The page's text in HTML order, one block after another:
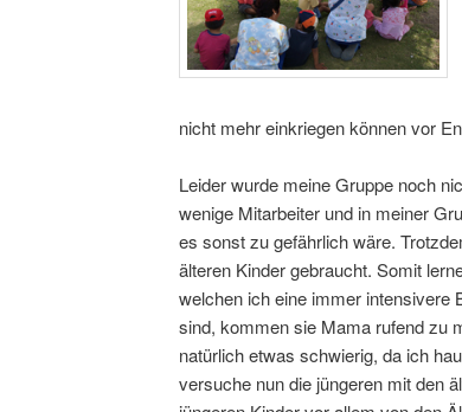
nicht mehr einkriegen können vor
Leider wurde meine Gruppe noch
wenige Mitarbeiter und in meiner
es sonst zu gefährlich wäre.
älteren Kinder gebraucht. Somit
welchen ich eine immer intensivere
sind, kommen sie Mama rufend zu
natürlich etwas schwierig, da ich
versuche nun die jüngeren mit den